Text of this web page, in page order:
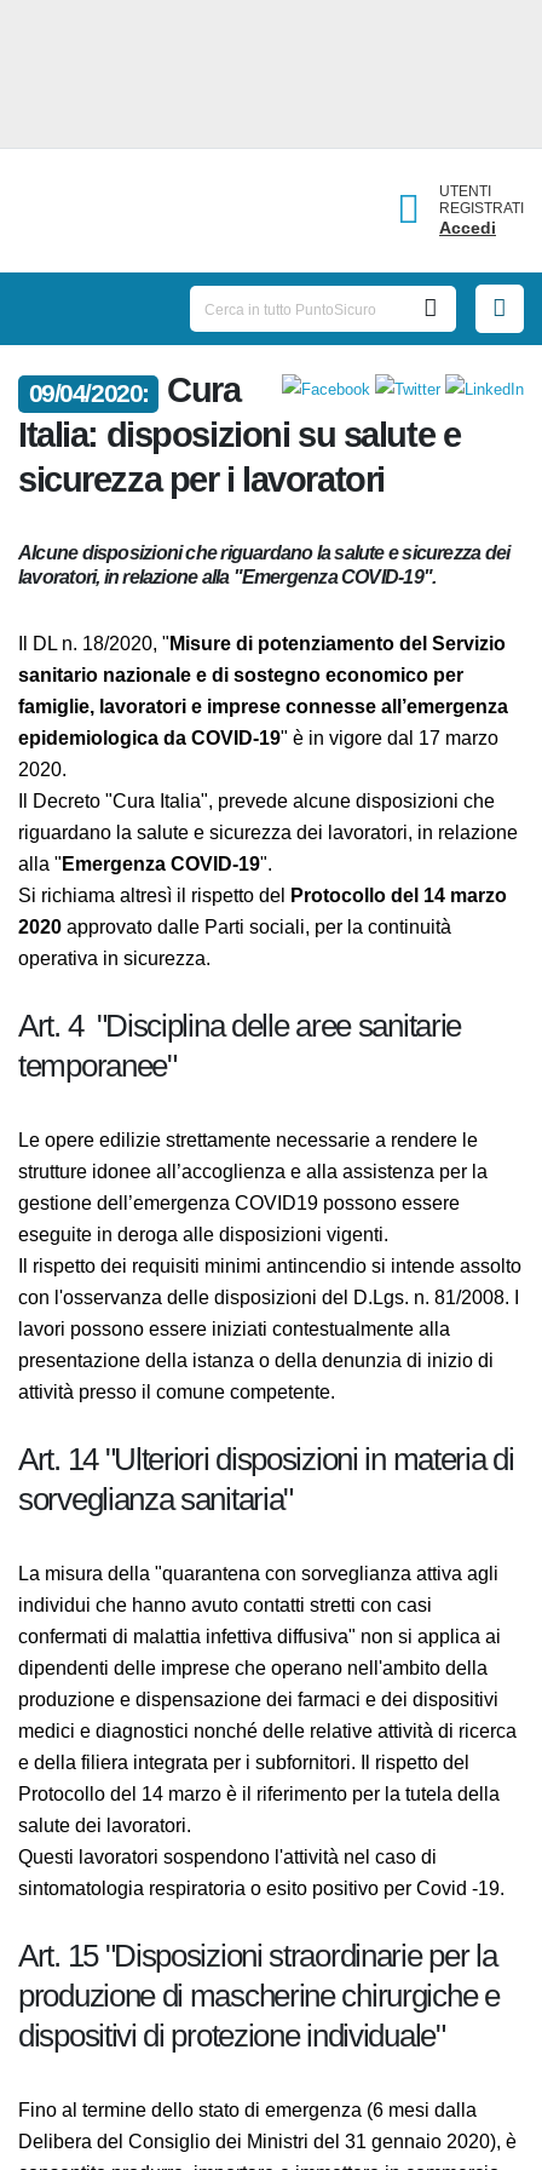
UTENTI
REGISTRATI
Accedi
09/04/2020:
Cura
Italia: disposizioni su salute e
sicurezza per i lavoratori
Alcune disposizioni che riguardano la salute e sicurezza dei
lavoratori, in relazione alla "Emergenza COVID-19".
Il DL n. 18/2020, "Misure di potenziamento del
Servizio sanitario nazionale e di sostegno
economico per famiglie, lavoratori e imprese
connesse all’emergenza epidemiologica da COVID-
19" è in vigore dal 17 marzo 2020.
Il Decreto "Cura Italia", prevede alcune disposizioni che
riguardano la salute e sicurezza dei lavoratori, in
relazione alla "Emergenza COVID-19
Si richiama altresì il rispetto delProtocollo del 14
marzo 2020approvato dalle Parti sociali, per la
continuità operativa in sicurezza.
Art. 4 "Disciplina delle aree sanitarie
temporanee"
Le opere edilizie strettamente necessarie a rendere le
strutture idonee all’accoglienza e alla assistenza per la
gestione dell’emergenza COVID19 possono essere
eseguite in deroga alle disposizioni vigenti.
Il rispetto dei requisiti minimi antincendio si intende
assolto con l'osservanza delle disposizioni del D.Lgs. n.
81/2008. I lavori possono essere iniziati
contestualmente alla presentazione della istanza o
della denunzia di inizio di attività presso il comune
Art. 14 "Ulteriori disposizioni in materia
La misura della "quarantena con sorveglianza attiva
agli individui che hanno avuto contatti stretti con casi
confermati di malattia infettiva diffusiva" non si applica
ai dipendenti delle imprese che operano nell'ambito
della produzione e dispensazione dei farmaci e dei
dispositivi medici e diagnostici nonché delle relative
attività di ricerca e della filiera integrata per i
subfornitori. Il rispetto del Protocollo del 14 marzo è il
riferimento per la tutela della salute dei lavoratori.
Questi lavoratori sospendono l'attività nel caso di
-19.
Art. 15 "Disposizioni straordinarie per la
produzione di mascherine chirurgiche e
dispositivi di protezione individuale"